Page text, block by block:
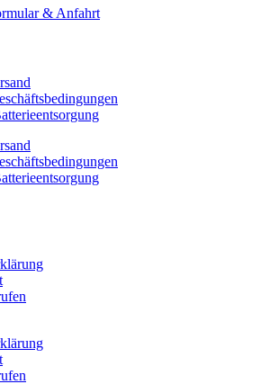
& Anfahrt